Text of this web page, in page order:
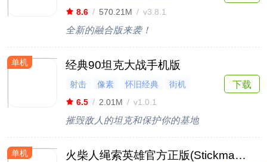
怀旧经典
8.6 / 570.21M / v3.8.1
全新的融合版来袭！
单机 经典90坦克大战手机版
射击 像素 怀旧经典
街机
竞技
6.5 / 2.01M / v1.0.1
摧毁敌人的坦克和保护你的基地
下载
单机 火柴人绳索英雄官方正版(Stickman Rope Hero)